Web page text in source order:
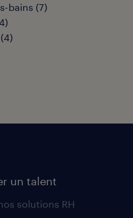
bains (7)
4)
(4)
un talent
solutions RH